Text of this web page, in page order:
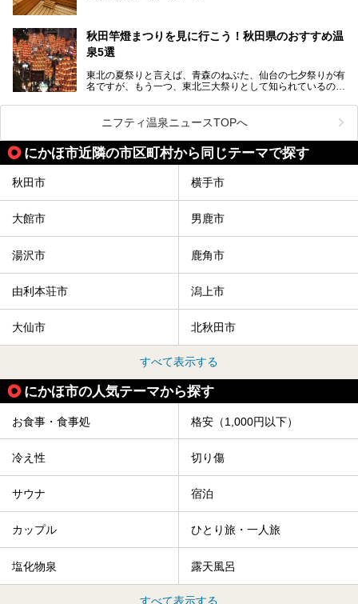
こだわりを持つ施設も増えています。
今回はそんな今話題のサウナが楽しめる、秋田県内にあるオ
ススメ温泉・銭湯・スパを10件まとめてご紹介します。
秋田竿燈まつりを見に行こう！秋田県のおすすめ温
泉5選
東北の夏祭りと言えば、青森のねぶた、仙台の七夕祭りが有
名ですが、もう一つ、東北三大祭りとして知られているのが
毎年8月3日から6日に行われる「秋田竿燈まつり」は、たく
さんの提灯をぶらさげた大きな竿燈を「ドッコイショ」の掛
け声にあわせて秋田駅周辺を練り歩きます。
竿燈の数は230本、１万個の提灯がまるで天の川のように連
なり、秋田の夜を照らします。
竿燈まつりを見た後は、秋田の温泉で骨休め。秋田美人を生
ニフティ温泉ニュースTOPへ
にかほ市近隣の市区町村から同じテーマで探す
秋田市 横手市
大館市 男鹿市
湯沢市 鹿角市
由利本荘市 潟上市
大仙市 北秋田市
すべて表示する
にかほ市の人気テーマから探す
お食事・食事処 格安（1,000円以下）
冷え性 切り傷
サウナ 宿泊
カップル ひとり旅・一人旅
塩化物泉 露天風呂
すべて表示する